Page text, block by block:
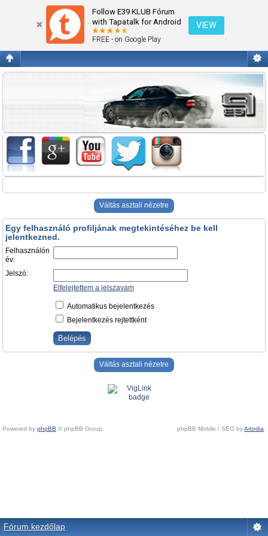
Follow E39 KLUB Fórum
with Tapatalk for Android
FREE - on Google Play
VIEW
Belépés
Váltás asztali nézetre
Egy felhasználó profiljának megtekintéséhez be kell
jelentkezned.
Felhasználón
év:
Jelszó:
Elfelejtettem a jelszavam
Automatikus bejelentkezés
Bejelentkezés rejtettként
Váltás asztali nézetre
Powered by phpBB © phpBB Group. phpBB Mobile / SEO byArtodia.
Fórum kezdőlap